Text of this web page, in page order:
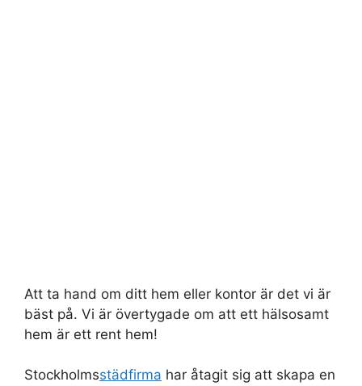
Att ta hand om ditt hem eller kontor är det vi är
bäst på. Vi är övertygade om att ett hälsosamt
hem är ett rent hem!
Stockholmsstädfirma har åtagit sig att skapa en